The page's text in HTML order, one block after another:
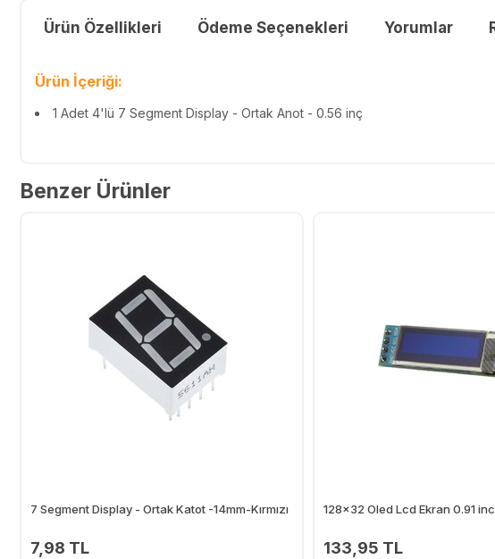
Ürün Özellikleri Ödeme Seçenekleri Yorumlar
Ürün İçeriği:
1 Adet 4'lü 7 Segment Display - Ortak Anot - 0.56 inç
Benzer Ürünler
7 Segment Display - Ortak Katot -14mm-Kırmızı
7,98 TL
128x32 Oled Lcd Ekran 0.91
133,95 TL